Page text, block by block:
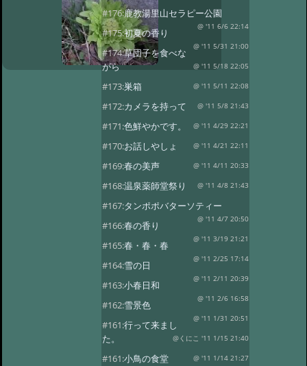
#176:鹿教湯里山セラピー公園
@ '11 6/6 22:14
#175:初夏の香り
@ '11 5/31 21:00
#174:草団子を食べな
がら
@ '11 5/18 22:05
#173:巣箱 @ '11 5/11 22:08
#172:カメラを持って @ '11 5/8 21:43
#171:色鮮やかです。 @ '11 4/29 22:21
#170:お話しやしょ @ '11 4/21 22:11
#169:春の美声 @ '11 4/11 20:33
#168:温泉薬師堂祭り @ '11 4/8 21:43
#167:タンポポバターソティー
@ '11 4/7 20:50
#166:春の香り
@ '11 3/19 21:21
#165:春・春・春
@ '11 2/25 17:14
#164:雪の日
@ '11 2/11 20:39
#163:小春日和
@ '11 2/6 16:58
#162:雪景色
@ '11 1/31 20:51
#161:行って来まし
た。
@くにこ '11 1/15 21:40
#161:小鳥の食堂 @ '11 1/14 21:27